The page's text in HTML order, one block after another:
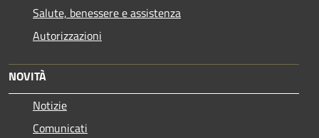
Salute, benessere e assistenza
Autorizzazioni
NOVITÀ
Notizie
Comunicati